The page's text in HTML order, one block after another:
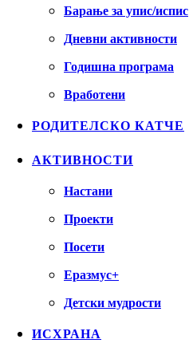
Барање за упис/испис
Дневни активности
Годишна програма
Вработени
РОДИТЕЛСКО КАТЧЕ
АКТИВНОСТИ
Настани
Проекти
Посети
Еразмус+
Детски мудрости
ИСХРАНА